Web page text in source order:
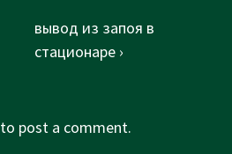
Next
Post
вывод из запоя в
стационаре ›
to post a comment.